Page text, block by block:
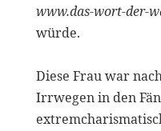
www.das-wort-der-
würde.
Diese Frau war
Irrwegen in den